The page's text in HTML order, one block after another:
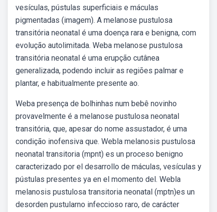
vesículas, pústulas superficiais e máculas
pigmentadas (imagem). A melanose pustulosa
transitória neonatal é uma doença rara e benigna, com
evolução autolimitada. Weba melanose pustulosa
transitória neonatal é uma erupção cutânea
generalizada, podendo incluir as regiões palmar e
plantar, e habitualmente presente ao.
Weba presença de bolhinhas num bebê novinho
provavelmente é a melanose pustulosa neonatal
transitória, que, apesar do nome assustador, é uma
condição inofensiva que. Webla melanosis pustulosa
neonatal transitoria (mpnt) es un proceso benigno
caracterizado por el desarrollo de máculas, vesículas y
pústulas presentes ya en el momento del. Webla
melanosis pustulosa transitoria neonatal (mptn)es un
desorden pustularno infeccioso raro, de carácter